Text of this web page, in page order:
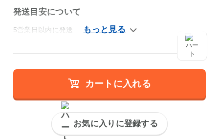
発送目安について
5営業日以内に発送
カートに入れる
お気に入りに登録する